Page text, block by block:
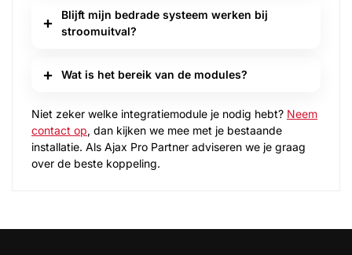
Blijft mijn bedrade systeem werken bij
stroomuitval?
Wat is het bereik van de modules?
Niet zeker welke integratiemodule je nodig hebt? Neem
contact op, dan kijken we mee met je bestaande
installatie. Als Ajax Pro Partner adviseren we je graag
over de beste koppeling.